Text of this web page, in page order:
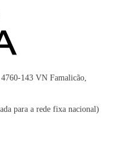
143 VN Famalicão,
para a rede fixa nacional)